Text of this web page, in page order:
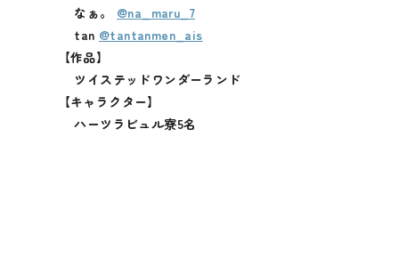
なぁ。 @na_maru_7
tan @tantanmen_ais
【作品】
ツイステッドワンダーランド
【キャラクター】
ハーツラビュル寮5名